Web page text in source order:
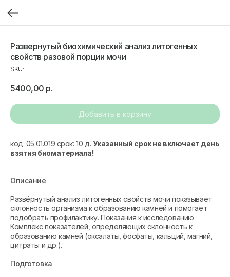
Развернутый биохимический анализ литогенных
свойств разовой порции мочи
SKU:
5400,00 р.
Добавить в корзину
код: 05.01.019 срок: 10 д. Указанный срок не включает день
взятия биоматериала!
Описание
Развёрнутый анализ литогенных свойств мочи показывает
склонность организма к образованию камней и помогает
подобрать профилактику. Показания к исследованию
Комплекс показателей, определяющих склонность к
образованию камней (оксалаты, фосфаты, кальций, магний,
цитраты и др.).
Подготовка